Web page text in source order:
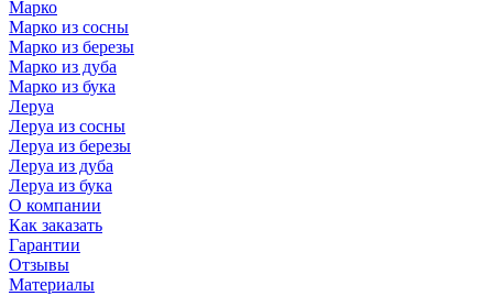
Марко
Марко из сосны
Марко из березы
Марко из дуба
Марко из бука
Леруа
Леруа из сосны
Леруа из березы
Леруа из дуба
Леруа из бука
О компании
Как заказать
Гарантии
Отзывы
Материалы